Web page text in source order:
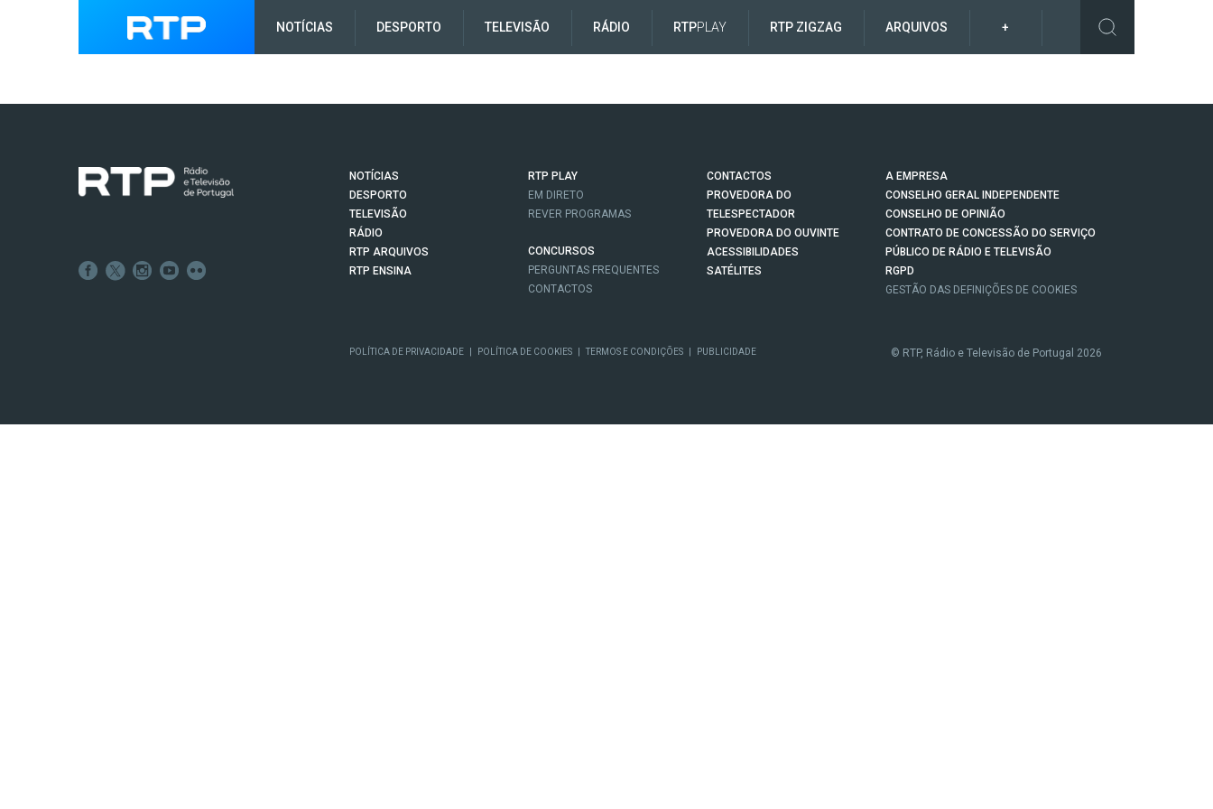
NOTÍCIAS DESPORTO TELEVISÃO RÁDIO RTPPLAY RTP ZIGZAG ARQUIVOS +
NOTÍCIAS
DESPORTO
TELEVISÃO
RÁDIO
RTP ARQUIVOS
RTP ENSINA
RTP PLAY
EM DIRETO
REVER PROGRAMAS
CONCURSOS
PERGUNTAS FREQUENTES
CONTACTOS
CONTACTOS
PROVEDORA DO
TELESPECTADOR
PROVEDORA DO OUVINTE
ACESSIBILIDADES
SATÉLITES
A EMPRESA
CONSELHO GERAL INDEPENDENTE
CONSELHO DE OPINIÃO
CONTRATO DE CONCESSÃO DO SERVIÇO
PÚBLICO DE RÁDIO E TELEVISÃO
RGPD
GESTÃO DAS DEFINIÇÕES DE COOKIES
POLÍTICA DE PRIVACIDADE POLÍTICA DE COOKIES TERMOS E CONDIÇÕES PUBLICIDADE © RTP, Rádio e Televisão de Portugal 2026